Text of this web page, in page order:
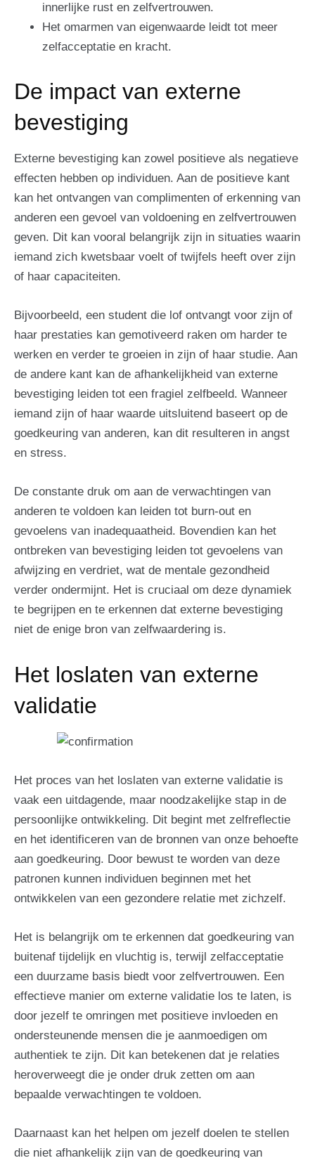
innerlijke rust en zelfvertrouwen.
Het omarmen van eigenwaarde leidt tot meer
zelfacceptatie en kracht.
De impact van externe
bevestiging
Externe bevestiging kan zowel positieve als negatieve
effecten hebben op individuen. Aan de positieve kant
kan het ontvangen van complimenten of erkenning van
anderen een gevoel van voldoening en zelfvertrouwen
geven. Dit kan vooral belangrijk zijn in situaties waarin
iemand zich kwetsbaar voelt of twijfels heeft over zijn
of haar capaciteiten.
Bijvoorbeeld, een student die lof ontvangt voor zijn of
haar prestaties kan gemotiveerd raken om harder te
werken en verder te groeien in zijn of haar studie. Aan
de andere kant kan de afhankelijkheid van externe
bevestiging leiden tot een fragiel zelfbeeld. Wanneer
iemand zijn of haar waarde uitsluitend baseert op de
goedkeuring van anderen, kan dit resulteren in angst
en stress.
De constante druk om aan de verwachtingen van
anderen te voldoen kan leiden tot burn-out en
gevoelens van inadequaatheid. Bovendien kan het
ontbreken van bevestiging leiden tot gevoelens van
afwijzing en verdriet, wat de mentale gezondheid
verder ondermijnt. Het is cruciaal om deze dynamiek
te begrijpen en te erkennen dat externe bevestiging
niet de enige bron van zelfwaardering is.
Het loslaten van externe
validatie
Het proces van het loslaten van externe validatie is
vaak een uitdagende, maar noodzakelijke stap in de
persoonlijke ontwikkeling. Dit begint met zelfreflectie
en het identificeren van de bronnen van onze behoefte
aan goedkeuring. Door bewust te worden van deze
patronen kunnen individuen beginnen met het
ontwikkelen van een gezondere relatie met zichzelf.
Het is belangrijk om te erkennen dat goedkeuring van
buitenaf tijdelijk en vluchtig is, terwijl zelfacceptatie
een duurzame basis biedt voor zelfvertrouwen. Een
effectieve manier om externe validatie los te laten, is
door jezelf te omringen met positieve invloeden en
ondersteunende mensen die je aanmoedigen om
authentiek te zijn. Dit kan betekenen dat je relaties
heroverweegt die je onder druk zetten om aan
bepaalde verwachtingen te voldoen.
Daarnaast kan het helpen om jezelf doelen te stellen
die niet afhankelijk zijn van de goedkeuring van